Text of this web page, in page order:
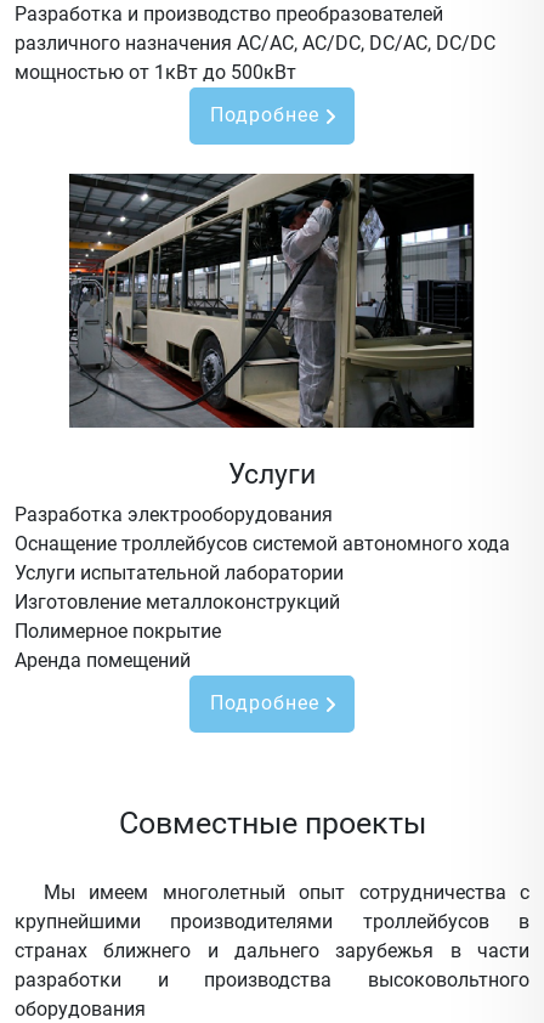
Разработка и производство преобразователей
различного назначения AC/AC, AC/DC, DC/AC, DC/DC
мощностью от 1кВт до 500кВт
Подробнее
Услуги
Разработка электрооборудования
Оснащение троллейбусов системой автономного хода
Услуги испытательной лаборатории
Изготовление металлоконструкций
Полимерное покрытие
Аренда помещений
Подробнее
Совместные проекты
Мы имеем многолетный опыт сотрудничества с
крупнейшими производителями троллейбусов в
странах ближнего и дальнего зарубежья в части
разработки и производства высоковольтного
оборудования